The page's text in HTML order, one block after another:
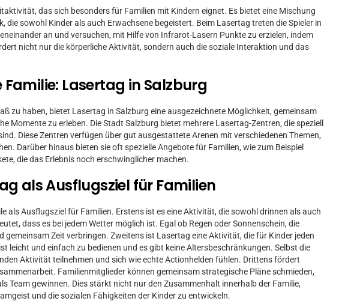
das sich besonders für Familien mit Kindern eignet. Es bietet eine Mischung
die sowohl Kinder als auch Erwachsene begeistert. Beim Lasertag treten die Spieler in
an und versuchen, mit Hilfe von Infrarot-Lasern Punkte zu erzielen, indem
nicht nur die körperliche Aktivität, sondern auch die soziale Interaktion und das
Lasertag in Salzburg
zu haben, bietet Lasertag in Salzburg eine ausgezeichnete Möglichkeit, gemeinsam
Momente zu erleben. Die Stadt Salzburg bietet mehrere Lasertag-Zentren, die speziell
Diese Zentren verfügen über gut ausgestattete Arenen mit verschiedenen Themen,
Darüber hinaus bieten sie oft spezielle Angebote für Familien, wie zum Beispiel
die das Erlebnis noch erschwinglicher machen.
als Ausflugsziel für Familien
als Ausflugsziel für Familien. Erstens ist es eine Aktivität, die sowohl drinnen als auch
dass es bei jedem Wetter möglich ist. Egal ob Regen oder Sonnenschein, die
gemeinsam Zeit verbringen. Zweitens ist Lasertag eine Aktivität, die für Kinder jeden
leicht und einfach zu bedienen und es gibt keine Altersbeschränkungen. Selbst die
Aktivität teilnehmen und sich wie echte Actionhelden fühlen. Drittens fördert
Familienmitglieder können gemeinsam strategische Pläne schmieden,
Team gewinnen. Dies stärkt nicht nur den Zusammenhalt innerhalb der Familie,
und die sozialen Fähigkeiten der Kinder zu entwickeln.